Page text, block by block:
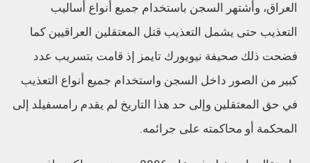
العراق، وأشتهر السجن باستخدام جميع أنواع أساليب
التعذيب حتى يشمل التعذيب قتل المعتقلين العراقيين كما
فضحت ذلك صحيفة نيويورك تايمز إذ قامت بتسريب عدد
كبير من الصور داخل السجن واستخدام جميع أنواع التعذيب
في حق المعتقلين وإلى حد هذا التاريخ لم يقدم رامسفيلد إلى
المحكمة أو محاكمته على جرائمه.